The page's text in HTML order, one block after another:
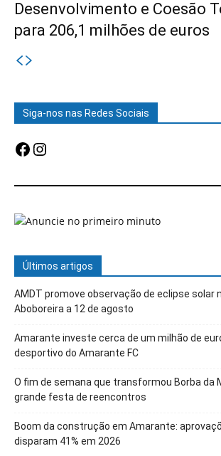
Desenvolvimento e Coesão
para 206,1 milhões de euros
Siga-nos nas Redes Sociais
Facebook
Instagram
Últimos artigos
AMDT promove observação de eclipse solar
Aboboreira a 12 de agosto
Amarante investe cerca de um milhão de
desportivo do Amarante FC
O fim de semana que transformou Borba da
grande festa de reencontros
Boom da construção em Amarante:
disparam 41% em 2026